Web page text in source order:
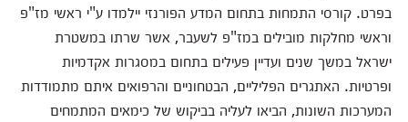
בפרט. קורסי התמחות בתחום המדע הפורנזי יילמדו ע"י ראשי מז"פ
וראשי מחלקות מובילים במז"פ לשעבר, אשר שרתו במשטרת
ישראל במשך שנים ועדיין פעילים בתחום במסגרות אקדמיות
ופרטיות. האתגרים הפליליים, הבטחוניים והרפואים איתם מתמודדות
המערכות השונות, הביאו לעליה בביקוש של כימאים המתמחים